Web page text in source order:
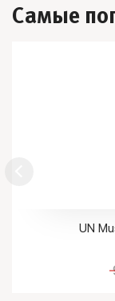
Самые
UN